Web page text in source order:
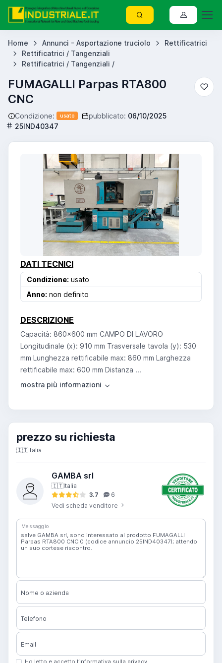
Home Annunci - Asportazione truciolo
Rettificatrici
Rettificatrici / Tangenziali
Rettificatrici / Tangenziali /
FUMAGALLI Parpas RTA800
CNC
Condizione: usato pubblicato: 06/10/2025
25IND40347
DATI TECNICI
Condizione: usato
Anno: non definito
DESCRIZIONE
Capacità: 860x600 mm CAMPO DI LAVORO
Longitudinale (x): 910 mm Trasversale tavola (y): 530
mm Lunghezza rettificabile max: 860 mm Larghezza
rettificabile max: 600 mm Distanza ...
prezzo su richiesta
🇮🇹Italia
GAMBA srl
🇮🇹Italia
3.7
6
Vedi scheda venditore
Messaggio
Nome o azienda
Telefono
Email
Ho letto e accetto l’informativa sulla privacy